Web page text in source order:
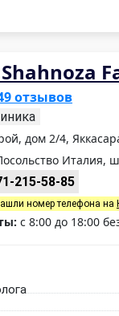
отзывов
дом 2/4,
Италия,
215-58-85
номер телефона на
с 8:00 до 18:00